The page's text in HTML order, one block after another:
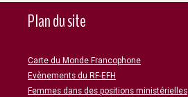
Plan du site
Carte du Monde Francophone
Evènements du RF-EFH
Femmes dans des positions ministérielles